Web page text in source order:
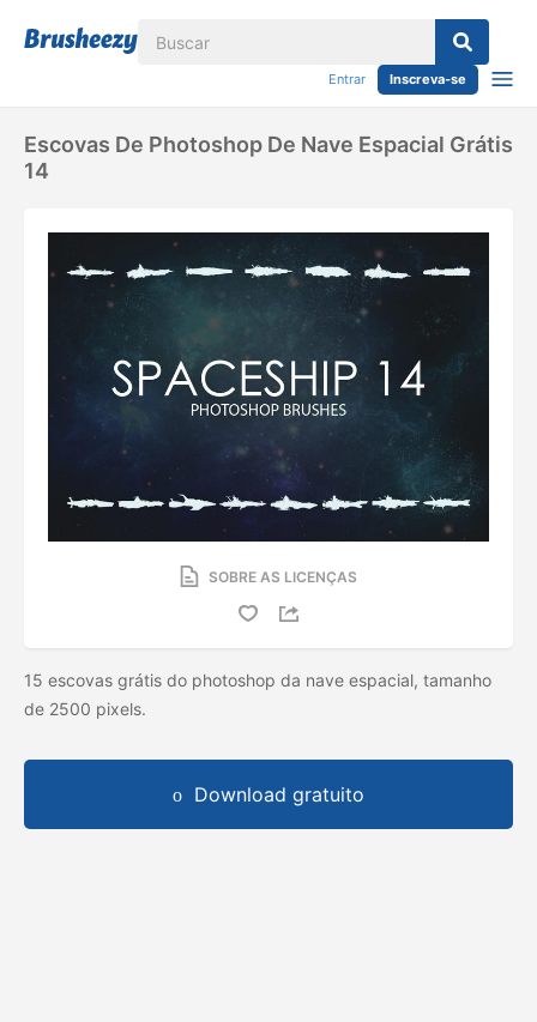
Entrar Inscreva-se
Escovas De Photoshop De Nave Espacial Grátis
14
SOBRE AS LICENÇAS
15 escovas grátis do photoshop da nave espacial, tamanho
de 2500 pixels.
Download gratuito